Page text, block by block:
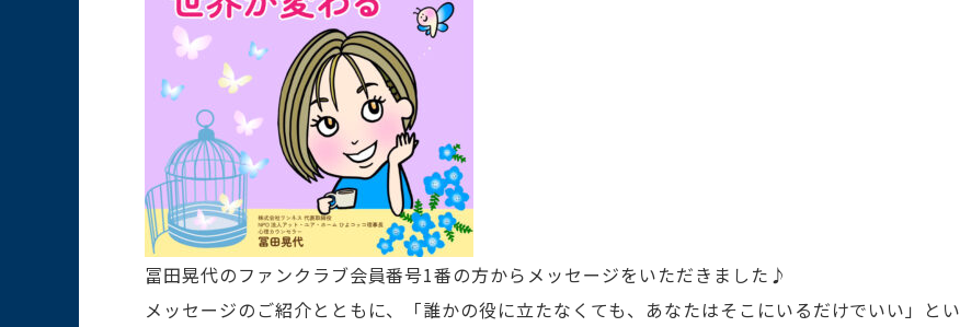
冨田晃代のファンクラブ会員番号1番の方からメッセージをいただきました♪
メッセージのご紹介とともに、「誰かの役に立たなくても、あなたはそこにいるだけでいい」とい